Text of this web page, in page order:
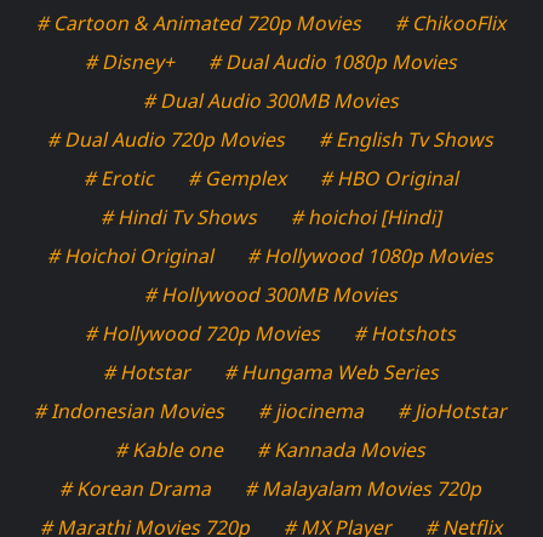
# Cartoon & Animated 720p Movies
# ChikooFlix
# Disney+
# Dual Audio 1080p Movies
# Dual Audio 300MB Movies
# Dual Audio 720p Movies
# English Tv Shows
# Erotic
# Gemplex
# HBO Original
# Hindi Tv Shows
# hoichoi [Hindi]
# Hoichoi Original
# Hollywood 1080p Movies
# Hollywood 300MB Movies
# Hollywood 720p Movies
# Hotshots
# Hotstar
# Hungama Web Series
# Indonesian Movies
# jiocinema
# JioHotstar
# Kable one
# Kannada Movies
# Korean Drama
# Malayalam Movies 720p
# Marathi Movies 720p
# MX Player
# Netflix